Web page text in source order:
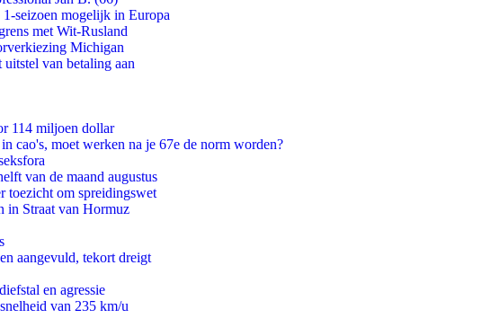
seizoen mogelijk in Europa
met Wit-Rusland
Michigan
van betaling aan
114 miljoen dollar
cao's, moet werken na je 67e de norm worden?
van de maand augustus
toezicht om spreidingswet
in Straat van Hormuz
aangevuld, tekort dreigt
en agressie
van 235 km/u